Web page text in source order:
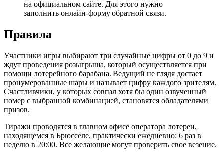
на официальном сайте. Для этого нужно
заполнить онлайн-форму обратной связи.
Правила
Участники игры выбирают три случайные цифры от 0 до 9 и
ждут проведения розыгрыша, который осуществляется при
помощи лотерейного барабана. Ведущий не глядя достает
пронумерованные шары и называет цифру каждого зрителям.
Счастливчики, у которых совпал хотя бы один озвученный
номер с выбранной комбинацией, становятся обладателями
призов.
Тиражи проводятся в главном офисе оператора лотереи,
находящемся в Брюсселе, практически ежедневно: 6 раз в
неделю в 20:00. Все желающие могут проверить свое везение.